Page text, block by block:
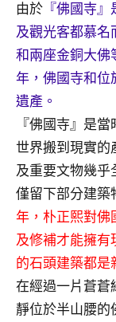
目
主
持、
吳
哥
窟
泰
國
遊
書
作
者、
各
表
會
由於 『佛國寺
及觀光客都慕名
和兩座金銅大佛
年，佛國寺和位
遺產。
『佛國寺』是
世界搬到現實的
及重要文物幾乎
僅留下部分建築
年，朴正熙對佛
及修補才能擁有
的石頭建築都是
在經過一片蒼蒼
靜位於半山腰的